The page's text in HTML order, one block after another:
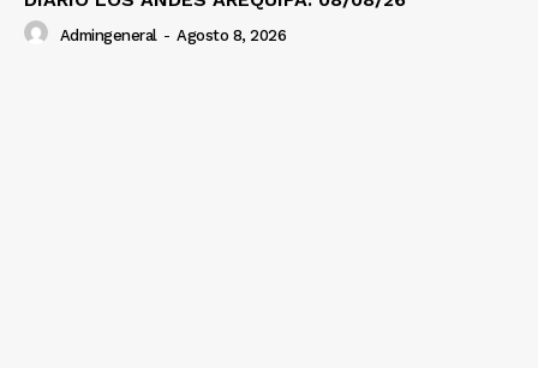
Admingeneral - Agosto 8, 2026